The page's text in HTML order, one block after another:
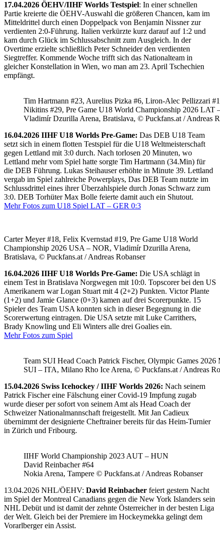
17.04.2026 ÖEHV/IIHF Worlds Testspiel: In einer schnellen
Partie kreierte die ÖEHV-Auswahl die größeren Chancen, kam im
Mitteldrittel durch einen Doppelpack von Benjamin Nissner zur
verdienten 2:0-Führung. Italien verkürzte kurz darauf auf 1:2 und
kam durch Glück im Schlussabschnitt zum Ausgleich. In der
Overtime erzielte schließlich Peter Schneider den verdienten
Siegtreffer. Kommende Woche trifft sich das Nationalteam in
gleicher Konstellation in Wien, wo man am 23. April Tschechien
empfängt.
Tim Hartmann #23, Aurelius Pizka #6, Liron-Alec Pellizzari
Nikitins #29, Pre Game U18 World Championship 2026 LAT
Vladimír Dzurilla Arena, Bratislava, © Puckfans.at / Andreas
16.04.2026 IIHF U18 Worlds Pre-Game: Das DEB U18 Team
setzt sich in einem flotten Testspiel für die U18 Weltmeisterschaft
gegen Lettland mit 3:0 durch. Nach torlosen 20 Minuten, wo
Lettland mehr vom Spiel hatte sorgte Tim Hartmann (34.Min) für
die DEB Führung. Lukas Steihauser erhöhte in Minute 39. Lettland
vergab im Spiel zahlreiche Powerplays, Das DEB Team nutzte im
Schlussdrittel eines ihrer Überzahlspiele durch Jonas Schwarz zum
3:0. DEB Torhüter Max Bolle feierte damit auch ein Shutout.
Mehr Fotos zum U18 Spiel LAT – GER 0:3
Carter Meyer #18, Felix Kvernstad #19, Pre Game U18 World
Championship 2026 USA – NOR, Vladimír Dzurilla Arena,
Bratislava, © Puckfans.at / Andreas Robanser
16.04.2026 IIHF U18 Worlds Pre-Game: Die USA schlägt in
einem Test in Bratislava Norgwegen mit 10:0. Topscorer bei den US
Amerikanern war Logan Stuart mit 4 (2+2) Punkten. Victor Plante
(1+2) und Jamie Glance (0+3) kamen auf drei Scorerpunkte. 15
Spieler des Team USA konnten sich in dieser Begegnung in die
Scorerwertung eintragen. Die USA setzte mit Luke Carrithers,
Brady Knowling und Eli Winters alle drei Goalies ein.
Mehr Fotos zum Spiel
Team SUI Head Coach Patrick Fischer, Olympic Games 2026
SUI – ITA, Milano Rho Ice Arena, © Puckfans.at / Andreas
15.04.2026 Swiss Icehockey / IIHF Worlds 2026: Nach seinem
Patrick Fischer eine Fälschung einer Covid-19 Impfung zugab
wurde dieser per sofort von seinem Amt als Head Coach der
Schweizer Nationalmannschaft freigestellt. Mit Jan Cadieux
übernimmt der designierte Cheftrainer bereits für das Heim-Turnier
in Zürich und Fribourg.
IIHF World Championship 2023 AUT – HUN
David Reinbacher #64
Nokia Arena, Tampere © Puckfans.at / Andreas Robanser
13.04.2026 NHL/ÖEHV: David Reinbacher feiert gestern Nacht
im Spiel der Montreal Canadians gegen die New York Islanders sein
NHL Debüt und ist damit der zehnte Österreicher in der besten Liga
der Welt. Gleich bei der Premiere im Hockeymekka gelingt dem
Vorarlberger ein Assist.